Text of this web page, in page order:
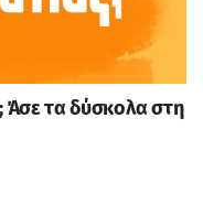
Άσε τα δύσκολα στη